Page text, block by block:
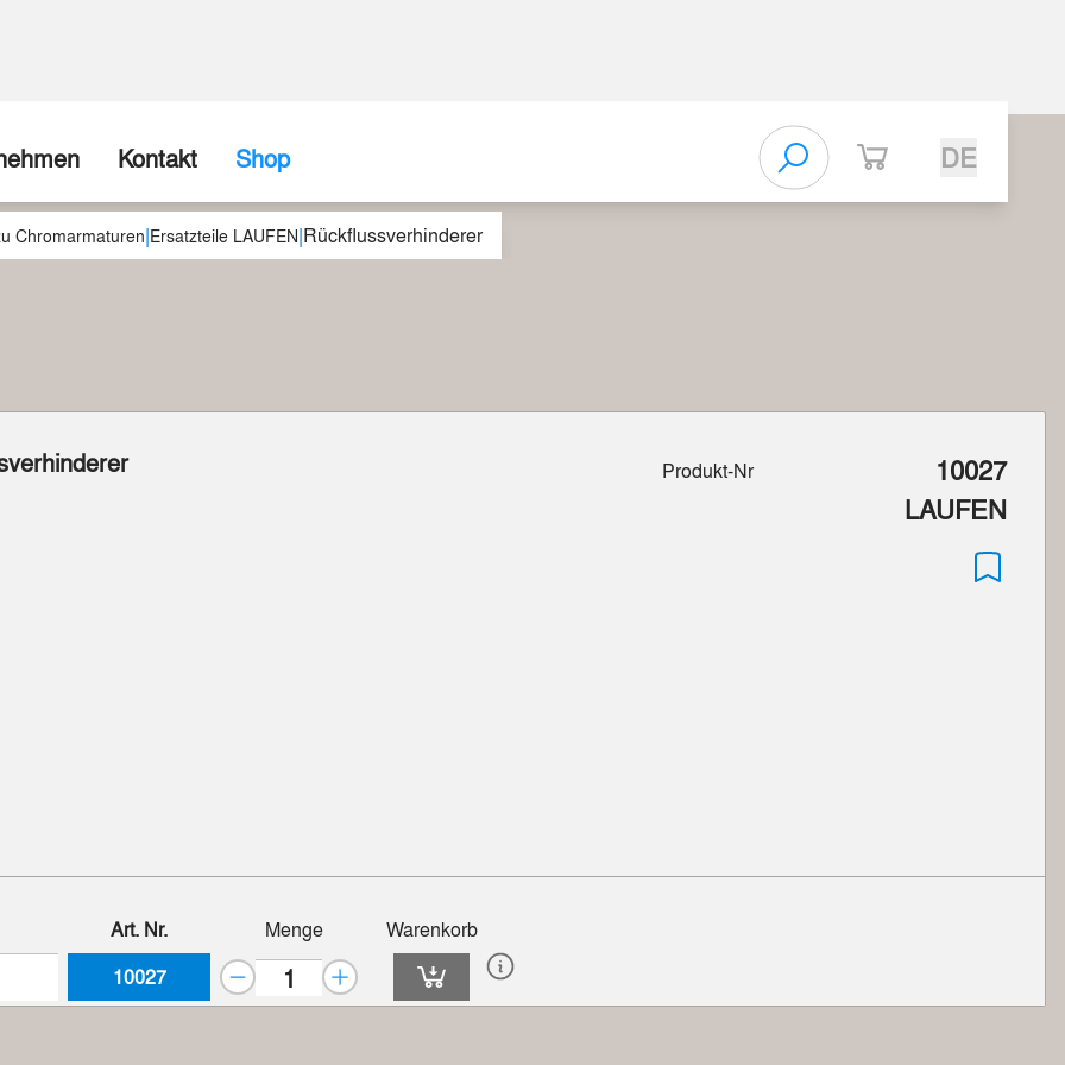
Beispiele aus unserer Werkstatt
Kontakt
Firma / Abholshop
Shop DE
Chromarmaturen|Ersatzteile LAUFEN|Rückflussverhinderer
Produkt-Nr
10027
LAUFEN
Art. Nr. Menge
Warenkorb
10027